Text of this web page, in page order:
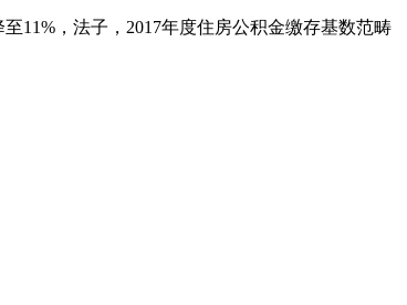
，法子，2017年度住房公积金缴存基数范畴